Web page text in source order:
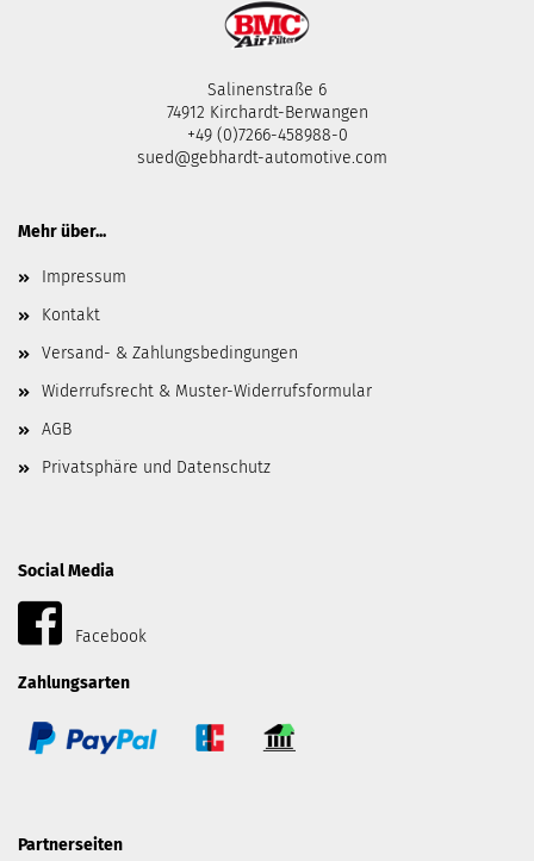
Salinenstraße 6
74912 Kirchardt-Berwangen
+49 (0)7266-458988-0
sued@gebhardt-automotive.com
Mehr über...
Impressum
Kontakt
Versand- & Zahlungsbedingungen
Widerrufsrecht & Muster-Widerrufsformular
AGB
Privatsphäre und Datenschutz
Social Media
Facebook
Zahlungsarten
Partnerseiten